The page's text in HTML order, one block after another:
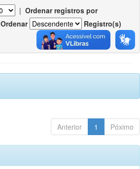
| Ordenar registros por
Ordenar
Registro(s)
Anterior 1 Póximo